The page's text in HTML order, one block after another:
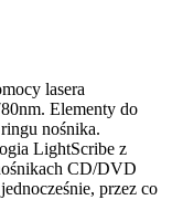
lasera
Elementy do
nośnika.
LightScribe z
CD/DVD
przez co